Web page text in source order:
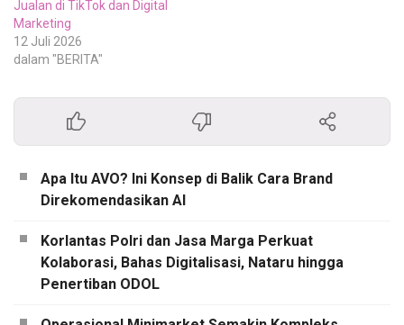
Jualan di TikTok dan Digital
Marketing
12 Juli 2026
dalam "BERITA"
Apa Itu AVO? Ini Konsep di Balik Cara Brand
Direkomendasikan AI
Korlantas Polri dan Jasa Marga Perkuat
Kolaborasi, Bahas Digitalisasi, Nataru hingga
Penertiban ODOL